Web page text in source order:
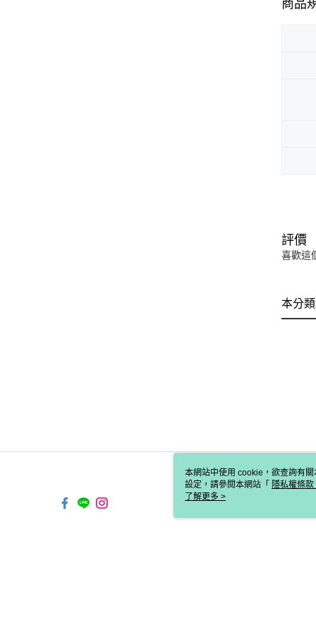
商品
評價
喜歡這
本分
本網站中使用 cookie，欲查詢有
設定，請參閱本網站「 隱私權條款
使用 cookie。
了解更多 >